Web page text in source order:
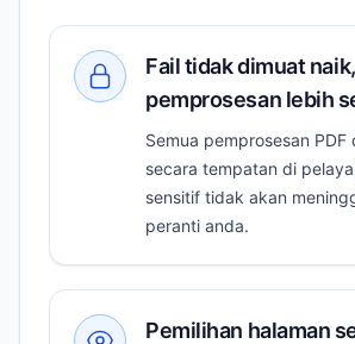
Fail tidak dimuat naik,
pemprosesan lebih
Semua pemprosesan PDF
secara tempatan di
sensitif tidak akan
peranti anda.
Pemilihan halaman